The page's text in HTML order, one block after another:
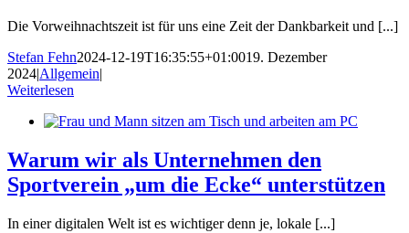
Die Vorweihnachtszeit ist für uns eine Zeit der Dankbarkeit und [...]
Stefan Fehn2024-12-19T16:35:55+01:0019. Dezember
2024|Allgemein|
Weiterlesen
Warum wir als Unternehmen den
Sportverein „um die Ecke“ unterstützen
In einer digitalen Welt ist es wichtiger denn je, lokale [...]